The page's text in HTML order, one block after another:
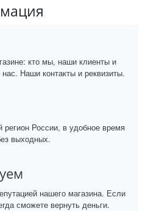
кто мы, наши клиенты и
Наши контакты и реквизиты.
России, в удобное время
выходных.
нашего магазина. Если
сможете вернуть деньги.